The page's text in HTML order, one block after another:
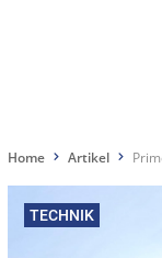
Home Artikel
TECHNIK